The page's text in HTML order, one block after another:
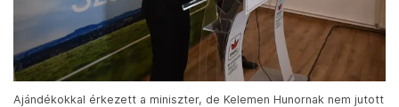
Ajándékokkal érkezett a miniszter, de Kelemen Hunornak nem jutott